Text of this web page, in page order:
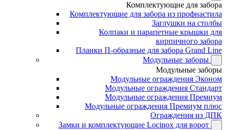
Комплектующие для забора
Комплектующие для забора из профнастила
Заглушки на столбы
Колпаки и парапетные крышки для
кирпичного забора
Планки П-образные для забора Grand Line
Модульные заборы
Модульные заборы
Модульные ограждения Эконом
Модульные ограждения Стандарт
Модульные ограждения Премиум
Модульные ограждения Премиум плюс
Ограждения из ДПК
Замки и комплектующие Locinox для ворот